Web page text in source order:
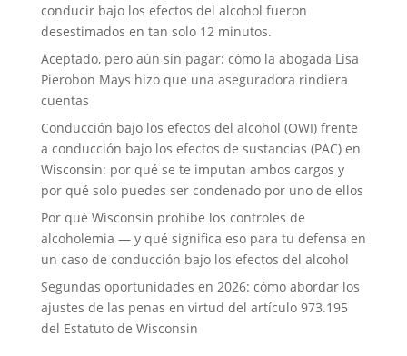
conducir bajo los efectos del alcohol fueron
desestimados en tan solo 12 minutos.
Aceptado, pero aún sin pagar: cómo la abogada Lisa
Pierobon Mays hizo que una aseguradora rindiera
cuentas
Conducción bajo los efectos del alcohol (OWI) frente
a conducción bajo los efectos de sustancias (PAC) en
Wisconsin: por qué se te imputan ambos cargos y
por qué solo puedes ser condenado por uno de ellos
Por qué Wisconsin prohíbe los controles de
alcoholemia — y qué significa eso para tu defensa en
un caso de conducción bajo los efectos del alcohol
Segundas oportunidades en 2026: cómo abordar los
ajustes de las penas en virtud del artículo 973.195
del Estatuto de Wisconsin